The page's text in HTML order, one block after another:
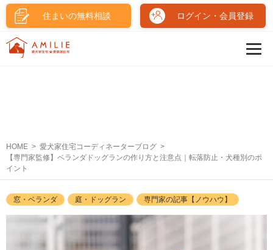
住まいの無料相談 ログイン・会員登録
HOME
愛犬家住宅コーディネーターブログ
【専門家監修】ベランダドッグランの作り方と注意点｜転落防止・犬種別のポ
イント
窓・ベランダ 庭・ドッグラン 専門家の記事【ノウハウ】